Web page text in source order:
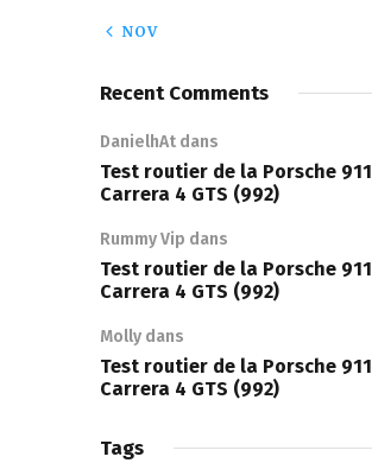
« NOV
Recent Comments
DanielhAt dans
Test routier de la Porsche 911
Carrera 4 GTS (992)
Rummy Vip dans
Test routier de la Porsche 911
Carrera 4 GTS (992)
Molly dans
Test routier de la Porsche 911
Carrera 4 GTS (992)
Tags